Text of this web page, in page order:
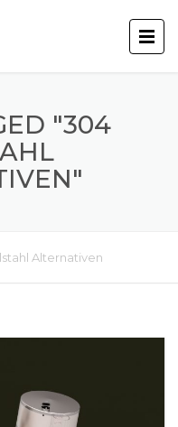
"304
Alternativen